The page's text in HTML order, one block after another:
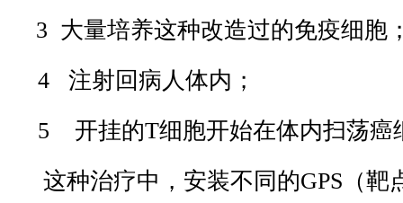
3 大量培养这种改造过的免疫细胞
4 注射回病人体内；
5 开挂的T细胞开始在体内扫荡癌
这种治疗中，安装不同的GPS （